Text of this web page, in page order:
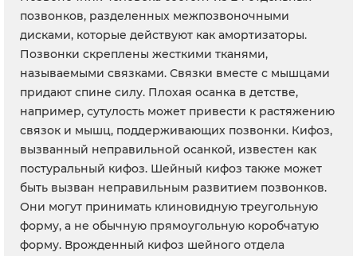
позвонков, разделенных межпозвоночными
дисками, которые действуют как амортизаторы.
Позвонки скреплены жесткими тканями,
называемыми связками. Связки вместе с мышцами
придают спине силу. Плохая осанка в детстве,
например, сутулость может привести к растяжению
связок и мышц, поддерживающих позвонки. Кифоз,
вызванный неправильной осанкой, известен как
постуральный кифоз. Шейный кифоз также может
быть вызван неправильным развитием позвонков.
Они могут принимать клиновидную треугольную
форму, а не обычную прямоугольную коробчатую
форму. Врожденный кифоз шейного отдела